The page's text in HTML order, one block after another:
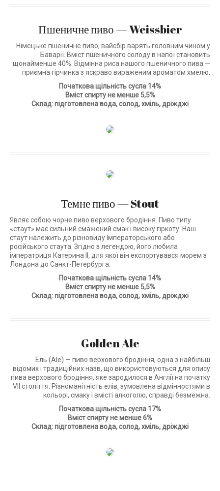
Пшеничне пиво — Weissbier
Німецьке пшеничне пиво, вайсбір варять головним чином у
Баварії. Вміст пшеничного солоду в напої становить
щонайменше 40%. Відмінна риса нашого пшеничного пива —
приємна гірчинка з яскраво вираженим ароматом хмелю.
Початкова щільність сусла 14%
Вміст спирту не менше 5,5%
Склад: підготовлена вода, солод, хміль, дріжджі
Темне пиво — Stout
Являє собою чорне пиво верхового бродіння. Пиво типу
«стаут» має сильний смажений смак і високу гіркоту. Наш
стаут належить до різновиду Імператорського або
російського стаута. Згідно з легендою, його любила
імператриця Катерина II, для якої він експортувався морем з
Лондона до Санкт-Петербурга.
Початкова щільність сусла 14%
Вміст спирту не менше 5,5%
Склад: підготовлена вода, солод, хміль, дріжджі
Golden Ale
Ель (Ale) — пиво верхового бродіння, одна з найбільш
відомих і традиційних назв, що використовуються для опису
пива верхового бродіння, яке зародилося в Англії на початку
VII століття. Різноманітність елів, зумовлена відмінностями в
кольорі, смаку і вмісті алкоголю, справді безмежна.
Початкова щільність сусла 17%
Вміст спирту не менше 6%
Склад: підготовлена вода, солод, хміль, дріжджі